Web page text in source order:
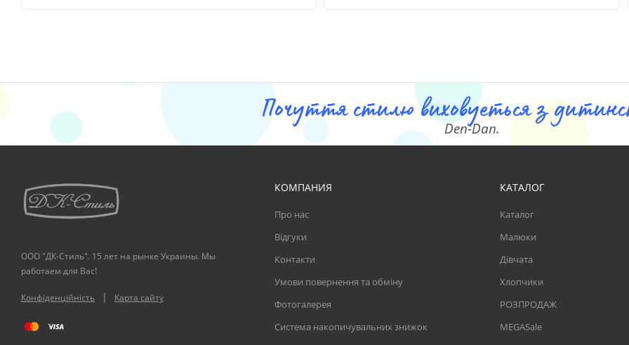
Почуття стилю виховуеться з
Den-Dan.
ООО "ДК-Стиль". 15 лет на рынке Украины. Мы
работаем для Вас!
Конфіденційність | Карта сайту
КОМПАНИЯ
Про нас
Відгуки
Контакти
Умови повернення та обміну
Фотогалерея
Система накопичувальних знижок
КАТАЛОГ
Каталог
Малюки
Дівчата
Хлопчики
РОЗПРОДАЖ
MEGASale